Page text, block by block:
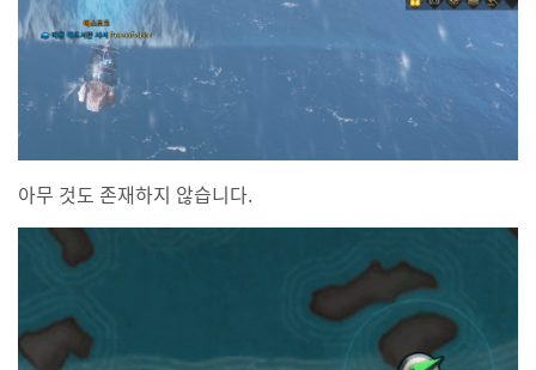
아무 것도 존재하지 않습니다.